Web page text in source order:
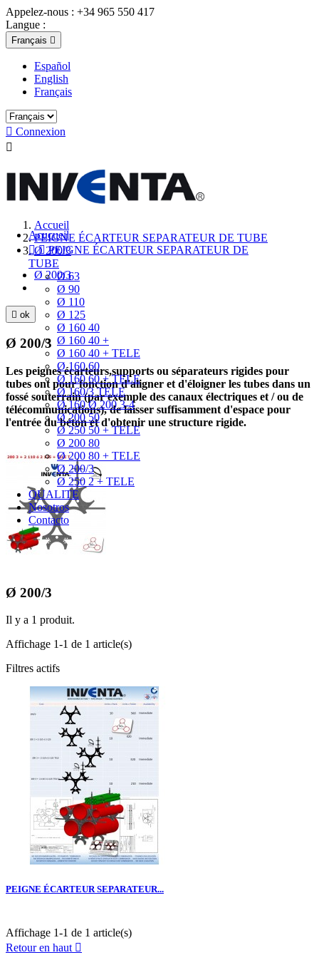
Appelez-nous : +34 965 550 417
Langue :
Français 
Español
English
Français
 Connexion

Acucueil
  PEIGNE ÉCARTEUR SEPARATEUR DE
TUBE
Ø 63
Ø 90
Ø 110
Ø 125
Ø 160 40
Ø 160 40 +
Ø 160 40 + TELE
Ø 160 60
Ø 160 60 + TELE
Ø 160/3 TELE
Ø 160 Ø 200 3-4
Ø 200 50
Ø 250 50 + TELE
Ø 200 80
Ø 200 80 + TELE
Ø 200/3
Ø 250 2 + TELE
QUALITE
Nosotros
Contacto
Accueil
PEIGNE ÉCARTEUR SEPARATEUR DE TUBE
Ø 200/3
Ø 200/3
 ok
Ø 200/3
Les peignes écarteurs,supports ou séparateurs rigides pour
tubes ont pour fonction d'aligner et d'éloigner les tubes dans un
fossé souterrain (par exemple des canaux électriques et / ou de
télécommunications), de laisser suffisamment d'espace pour
l'entrée du béton et d'obtenir une structure rigide.
Ø 200/3
Il y a 1 produit.
Affichage 1-1 de 1 article(s)
Filtres actifs
PEIGNE ÉCARTEUR SEPARATEUR...
Affichage 1-1 de 1 article(s)
Retour en haut 